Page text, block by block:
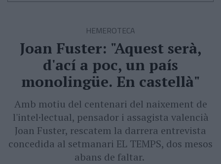
HEMEROTECA
Joan Fuster: "Aquest serà,
d'ací a poc, un país
monolingüe. En castellà"
Amb motiu del centenari del naixement de
l'intel·lectual, pensador i assagista valencià
Joan Fuster, rescatem la darrera entrevista
concedida al setmanari EL TEMPS, dos mesos
abans de faltar.